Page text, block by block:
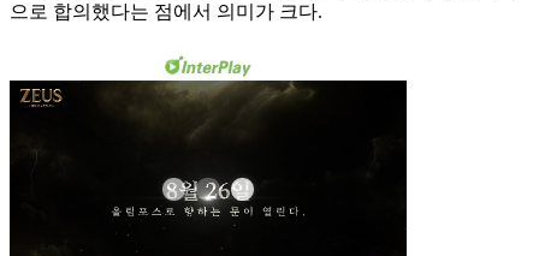
으로 합의했다는 점에서 의미가 크다.